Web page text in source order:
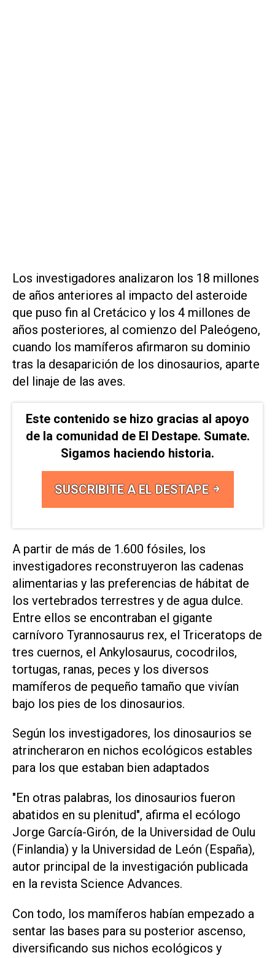
Los investigadores analizaron los 18 millones
de años anteriores al impacto del asteroide
que puso fin al Cretácico y los 4 millones de
años posteriores, al comienzo del Paleógeno,
cuando los mamíferos afirmaron su dominio
tras la desaparición de los dinosaurios, aparte
del linaje de las aves.
Este contenido se hizo gracias al apoyo
de la comunidad de El Destape. Sumate.
Sigamos haciendo historia.
SUSCRIBITE A EL DESTAPE
A partir de más de 1.600 fósiles, los
investigadores reconstruyeron las cadenas
alimentarias y las preferencias de hábitat de
los vertebrados terrestres y de agua dulce.
Entre ellos se encontraban el gigante
carnívoro Tyrannosaurus rex, el Triceratops de
tres cuernos, el Ankylosaurus, cocodrilos,
tortugas, ranas, peces y los diversos
mamíferos de pequeño tamaño que vivían
bajo los pies de los dinosaurios.
Según los investigadores, los dinosaurios se
atrincheraron en nichos ecológicos estables
para los que estaban bien adaptados
"En otras palabras, los dinosaurios fueron
abatidos en su plenitud", afirma el ecólogo
Jorge García-Girón, de la Universidad de Oulu
(Finlandia) y la Universidad de León (España),
autor principal de la investigación publicada
en la revista Science Advances.
Con todo, los mamíferos habían empezado a
sentar las bases para su posterior ascenso,
diversificando sus nichos ecológicos y